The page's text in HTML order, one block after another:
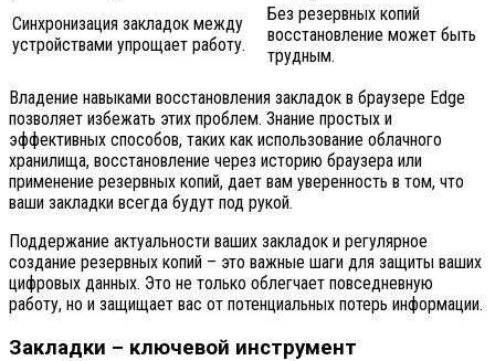
Синхронизация закладок между
устройствами упрощает работу.
Без резервных копий
восстановление может быть
трудным.
Владение навыками восстановления закладок в браузере Edge
позволяет избежать этих проблем. Знание простых и
эффективных способов, таких как использование облачного
хранилища, восстановление через историю браузера или
применение резервных копий, дает вам уверенность в том, что
ваши закладки всегда будут под рукой.
Поддержание актуальности ваших закладок и регулярное
создание резервных копий – это важные шаги для защиты ваших
цифровых данных. Это не только облегчает повседневную
работу, но и защищает вас от потенциальных потерь информации.
Закладки – ключевой инструмент